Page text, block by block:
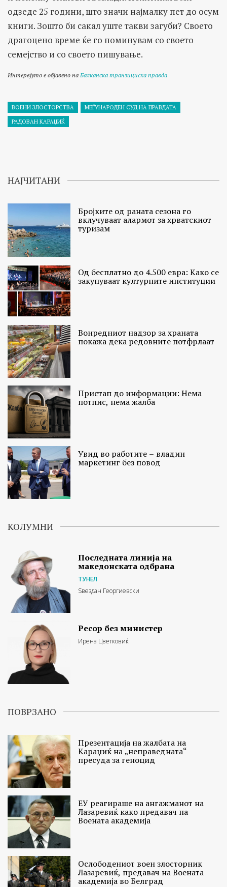
одзеде 25 години, што значи најмалку пет до осум
книги. Зошто би сакал уште такви загуби? Своето
драгоцено време ќе го поминувам со своето
семејство и со своето пишување.
Интервјуто е објавено на Балканска транзициска правда
ВОЕНИ ЗЛОСТОРСТВА
МЕЃУНАРОДЕН СУД НА ПРАВДАТА
РАДОВАН КАРАЏИЌ
НАЈЧИТАНИ
Бројките од раната сезона го
вклучуваат алармот за хрватскиот
туризам
Од бесплатно до 4.500 евра: Како се
закупуваат културните институции
Вонредниот надзор за храната
покажа дека редовните потфрлаат
Пристап до информации: Нема
потпис, нема жалба
Увид во работите – владин
маркетинг без повод
КОЛУМНИ
Последната линија на
македонската одбрана
ТУНЕЛ
Ѕвездан Георгиевски
Ресор без министер
Ирена Цветковиќ
ПОВРЗАНО
Презентација на жалбата на
Караџиќ на „неправедната“
пресуда за геноцид
ЕУ реагираше на ангажманот на
Лазаревиќ како предавач на
Воената академија
Ослободениот воен злосторник
Лазаревиќ, предавач на Воената
академија во Белград